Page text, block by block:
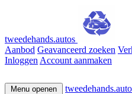
tweedehands.autos
Aanbod Geavanceerd zoeken
Inloggen Account aanmaken
Menu openen